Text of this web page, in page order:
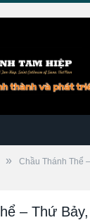
»
Chầu Thánh Thể
– Thứ